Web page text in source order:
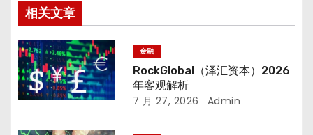
相关文章
金融
RockGlobal（泽汇资本）2026
年客观解析
7 月 27, 2026 Admin